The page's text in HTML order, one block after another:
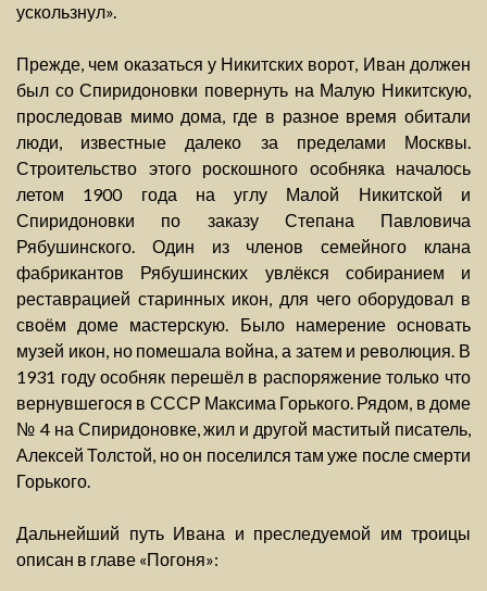
ускользнул».
Прежде, чем оказаться у Никитских ворот, Иван должен
был со Спиридоновки повернуть на Малую Никитскую,
проследовав мимо дома, где в разное время обитали
люди, известные далеко за пределами Москвы.
Строительство этого роскошного особняка началось
летом 1900 года на углу Малой Никитской и
Спиридоновки по заказу Степана Павловича
Рябушинского. Один из членов семейного клана
фабрикантов Рябушинских увлёкся собиранием и
реставрацией старинных икон, для чего оборудовал в
своём доме мастерскую. Было намерение основать
музей икон, но помешала война, а затем и революция. В
1931 году особняк перешёл в распоряжение только что
вернувшегося в СССР Максима Горького. Рядом, в доме
№ 4 на Спиридоновке, жил и другой маститый писатель,
Алексей Толстой, но он поселился там уже после смерти
Горького.
Дальнейший путь Ивана и преследуемой им троицы
описан в главе «Погоня»: